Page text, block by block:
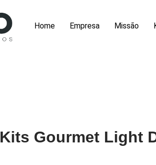
Home Empresa Missão
Kits Gourmet Light